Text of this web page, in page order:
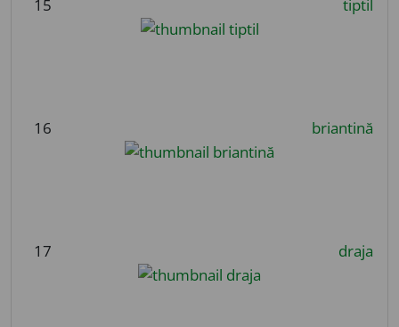
15 tiptil
16 briantină
17 draja